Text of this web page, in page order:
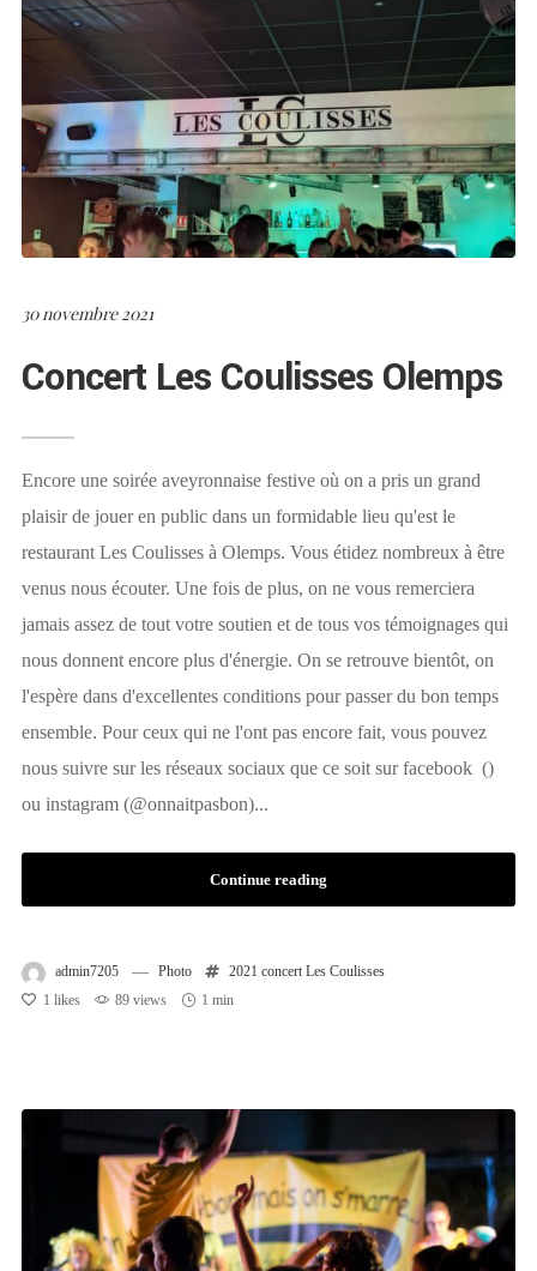
30 novembre 2021
Concert Les Coulisses Olemps
Encore une soirée aveyronnaise festive où on a pris un grand
plaisir de jouer en public dans un formidable lieu qu'est le
restaurant Les Coulisses à Olemps. Vous étidez nombreux à être
venus nous écouter. Une fois de plus, on ne vous remerciera
jamais assez de tout votre soutien et de tous vos témoignages qui
nous donnent encore plus d'énergie. On se retrouve bientôt, on
l'espère dans d'excellentes conditions pour passer du bon temps
ensemble. Pour ceux qui ne l'ont pas encore fait, vous pouvez
nous suivre sur les réseaux sociaux que ce soit sur facebook ()
ou instagram (@onnaitpasbon)...
Continue reading
admin7205 Photo 2021 concert Les Coulisses
1 likes 89 views 1 min